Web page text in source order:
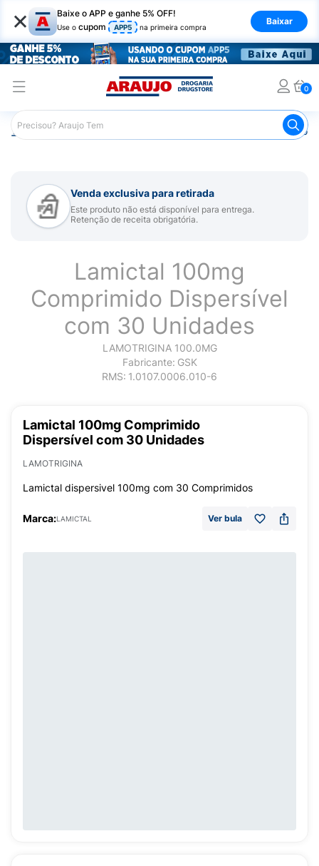
× Baixe o APP e ganhe 5% OFF!
Use o cupom APP5 na primeira compra
Baixar
0
Araujo Medicamentos Remédio para Sistema Nervoso
Venda exclusiva para retirada
Este produto não está disponível para entrega.
Retenção de receita obrigatória.
Lamictal 100mg
Comprimido Dispersível
com 30 Unidades
LAMOTRIGINA 100.0MG
Fabricante: GSK
RMS: 1.0107.0006.010-6
Lamictal 100mg Comprimido
Dispersível com 30 Unidades
LAMOTRIGINA
Lamictal dispersivel 100mg com 30 Comprimidos
Marca:LAMICTAL Ver bula